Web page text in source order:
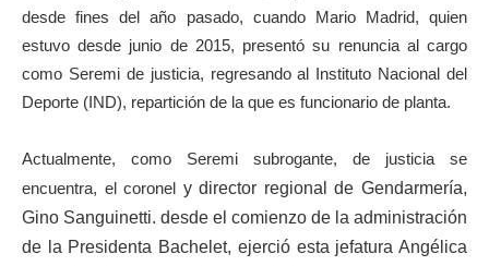
desde fines del año pasado, cuando Mario Madrid, quien
estuvo desde junio de 2015, presentó su renuncia al cargo
como Seremi de justicia, regresando al Instituto Nacional del
Deporte (IND), repartición de la que es funcionario de planta.
Actualmente, como Seremi subrogante, de justicia se
encuentra, el coronel y director regional de Gendarmería,
Gino Sanguinetti. desde el comienzo de la administración
de la Presidenta Bachelet, ejerció esta jefatura Angélica